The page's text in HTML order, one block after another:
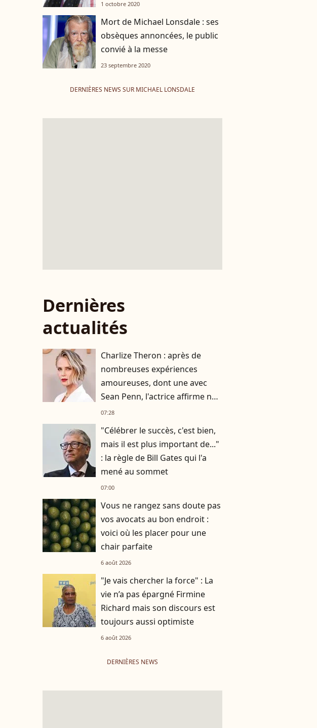
1 octobre 2020
Mort de Michael Lonsdale : ses
obsèques annoncées, le public
convié à la messe
23 septembre 2020
DERNIÈRES NEWS SUR MICHAEL LONSDALE
Dernières
actualités
Charlize Theron : après de
nombreuses expériences
amoureuses, dont une avec
Sean Penn, l'actrice affirme ne
plus vouloir "vivre avec
07:28
"Célébrer le succès, c'est bien,
mais il est plus important de..."
: la règle de Bill Gates qui l'a
mené au sommet
07:00
Vous ne rangez sans doute pas
vos avocats au bon endroit :
voici où les placer pour une
chair parfaite
6 août 2026
"Je vais chercher la force" : La
vie n’a pas épargné Firmine
Richard mais son discours est
toujours aussi optimiste
6 août 2026
DERNIÈRES NEWS